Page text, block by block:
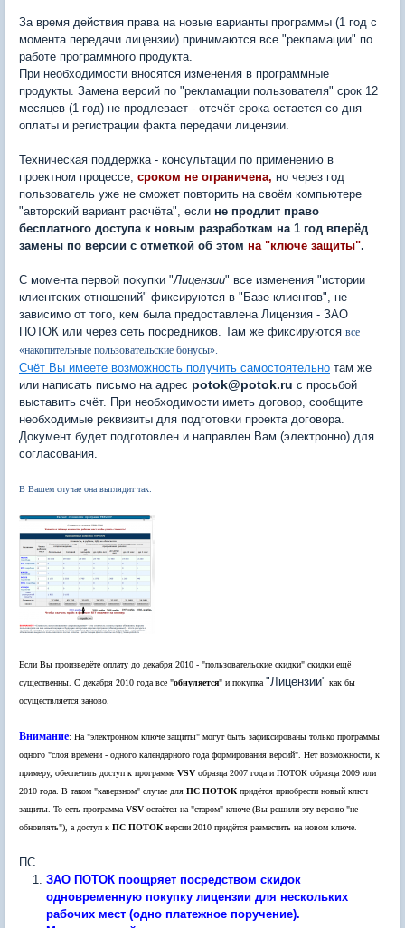
За время действия права на новые варианты программы (1 год с
момента передачи лицензии) принимаются все "рекламации" по
работе программного продукта.
При необходимости вносятся изменения в программные
продукты. Замена версий по "рекламации пользователя" срок 12
месяцев (1 год) не продлевает - отсчёт срока остается со дня
оплаты и регистрации факта передачи лицензии.
Техническая поддержка - консультации по применению в
проектном процессе, сроком не ограничена, но через год
пользователь уже не сможет повторить на своём компьютере
"авторский вариант расчёта", если не продлит право
бесплатного доступа к новым разработкам на 1 год вперёд
замены по версии с отметкой об этом на "ключе защиты".
С момента первой покупки "Лицензии" все изменения "истории
клиентских отношений" фиксируются в "Базе клиентов", не
зависимо от того, кем была предоставлена Лицензия - ЗАО
ПОТОК или через сеть посредников. Там же фиксируются все
«накопительные пользовательские бонусы».
Счёт Вы имеете возможность получить самостоятельно там же
или написать письмо на адрес potok@potok.ru с просьбой
выставить счёт. При необходимости иметь договор, сообщите
необходимые реквизиты для подготовки проекта договора.
Документ будет подготовлен и направлен Вам (электронно) для
согласования.
В Вашем случае она выглядит так:
Если Вы произведёте оплату до декабря 2010 - "пользовательские скидки" скидки ещё
существенны. С декабря 2010 года все "обнуляется" и покупка "Лицензии" как бы
осуществляется заново.
Внимание: На "электронном ключе защиты" могут быть зафиксированы только программы
одного "слоя времени - одного календарного года формирования версий". Нет возможности, к
примеру, обеспечить доступ к программе VSV образца 2007 года и ПОТОК образца 2009 или
2010 года. В таком "каверзном" случае для ПС ПОТОК придётся приобрести новый ключ
защиты. То есть программа VSV остаётся на "старом" ключе (Вы решили эту версию "не
обновлять"), а доступ к ПС ПОТОК версии 2010 придётся разместить на новом ключе.
ПС.
ЗАО ПОТОК поощряет посредством скидок
одновременную покупку лицензии для нескольких
рабочих мест (одно платежное поручение).